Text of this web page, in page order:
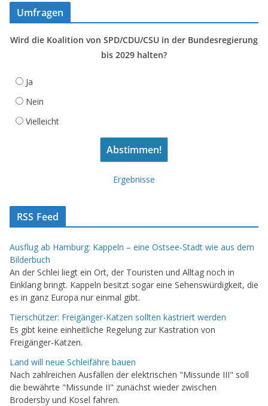
Umfragen
Wird die Koalition von SPD/CDU/CSU in der Bundesregierung
bis 2029 halten?
Ja
Nein
Vielleicht
Ergebnisse
RSS Feed
Ausflug ab Hamburg: Kappeln – eine Ostsee-Stadt wie aus dem
Bilderbuch
An der Schlei liegt ein Ort, der Touristen und Alltag noch in
Einklang bringt. Kappeln besitzt sogar eine Sehenswürdigkeit, die
es in ganz Europa nur einmal gibt.
Tierschützer: Freigänger-Katzen sollten kastriert werden
Es gibt keine einheitliche Regelung zur Kastration von
Freigänger-Katzen.
Land will neue Schleifähre bauen
Nach zahlreichen Ausfällen der elektrischen "Missunde III" soll
die bewährte "Missunde II" zunächst wieder zwischen
Brodersby und Kosel fahren.